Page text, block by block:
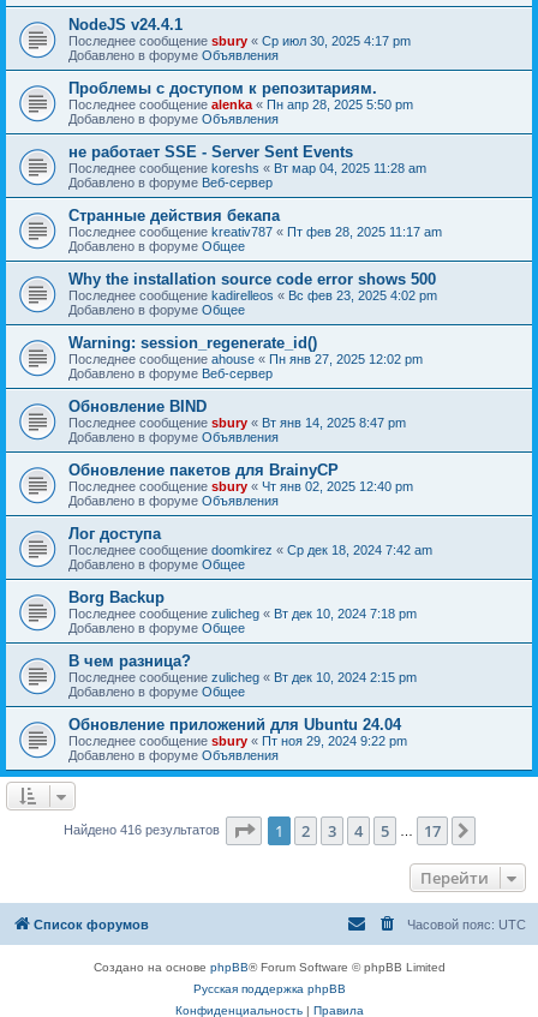
NodeJS v24.4.1
Последнее сообщение sbury « Ср июл 30, 2025 4:17 pm
Добавлено в форуме Объявления
Проблемы с доступом к репозитариям.
Последнее сообщение alenka « Пн апр 28, 2025 5:50 pm
Добавлено в форуме Объявления
не работает SSE - Server Sent Events
Последнее сообщение koreshs « Вт мар 04, 2025 11:28 am
Добавлено в форуме Веб-сервер
Странные действия бекапа
Последнее сообщение kreativ787 « Пт фев 28, 2025 11:17 am
Добавлено в форуме Общее
Why the installation source code error shows 500
Последнее сообщение kadirelleos « Вс фев 23, 2025 4:02 pm
Добавлено в форуме Общее
Warning: session_regenerate_id()
Последнее сообщение ahouse « Пн янв 27, 2025 12:02 pm
Добавлено в форуме Веб-сервер
Обновление BIND
Последнее сообщение sbury « Вт янв 14, 2025 8:47 pm
Добавлено в форуме Объявления
Oбновление пакетов для BrainyCP
Последнее сообщение sbury « Чт янв 02, 2025 12:40 pm
Добавлено в форуме Объявления
Лог доступа
Последнее сообщение doomkirez « Ср дек 18, 2024 7:42 am
Добавлено в форуме Общее
Borg Backup
Последнее сообщение zulicheg « Вт дек 10, 2024 7:18 pm
Добавлено в форуме Общее
В чем разница?
Последнее сообщение zulicheg « Вт дек 10, 2024 2:15 pm
Добавлено в форуме Общее
Обновление приложений для Ubuntu 24.04
Последнее сообщение sbury « Пт ноя 29, 2024 9:22 pm
Добавлено в форуме Объявления
Найдено 416 результатов Страница из 17
1 2 3 4 5 17
Перейти
Список форумов Часовой пояс: UTC
Создано на основе phpBB® Forum Software © phpBB Limited
Русская поддержка phpBB
Конфиденциальность| Правила